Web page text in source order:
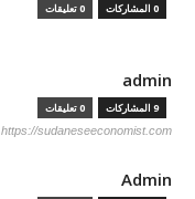
0 المشاركات 0 تعليقات
admin
9 المشاركات 0 تعليقات
https://sudaneseeconomist.com
Admin